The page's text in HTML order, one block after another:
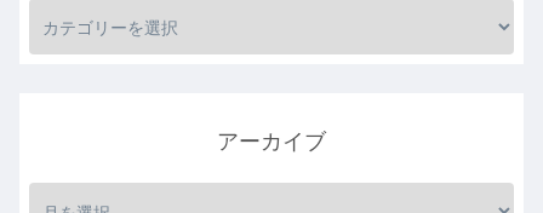
アーカイブ